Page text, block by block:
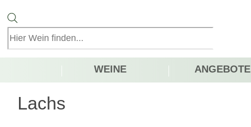
search
WEINE ANGEBOTE
Lachs